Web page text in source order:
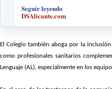
Seguir leyendo
DSAlicante.com
El Colegio también aboga por la
como profesionales sanitarios
Lenguaje (AL), especialmente en los